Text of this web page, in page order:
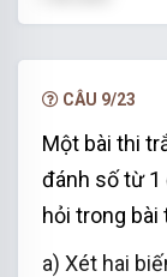
có hai màu
Do đó biến
hoặc màu
Vậy xác suất
CÂU 9/23
Một bài thi
đánh số từ 1
hỏi trong bài
a) Xét hai